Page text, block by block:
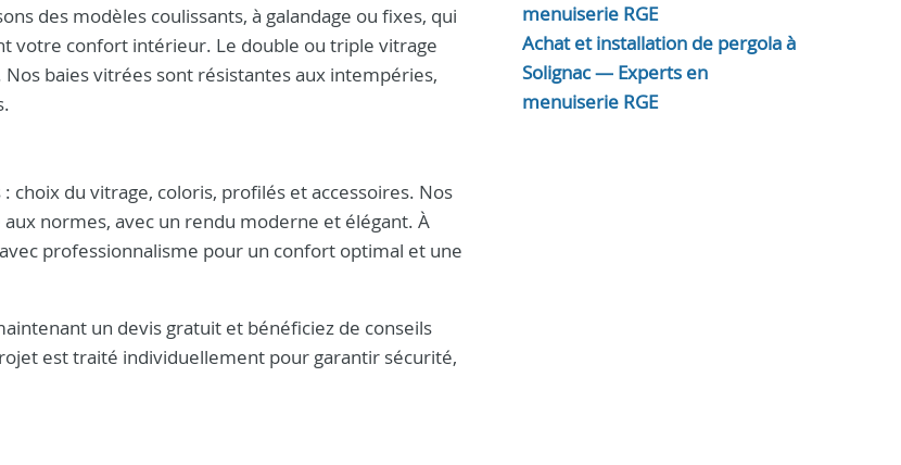
des modèles coulissants, à galandage ou fixes, qui
votre confort intérieur. Le double ou triple vitrage
baies vitrées sont résistantes aux intempéries,
du vitrage, coloris, profilés et accessoires. Nos
normes, avec un rendu moderne et élégant. À
professionnalisme pour un confort optimal et une
un devis gratuit et bénéficiez de conseils
est traité individuellement pour garantir sécurité,
menuiserie RGE
Achat et installation de pergola à
Solignac — Experts en
menuiserie RGE